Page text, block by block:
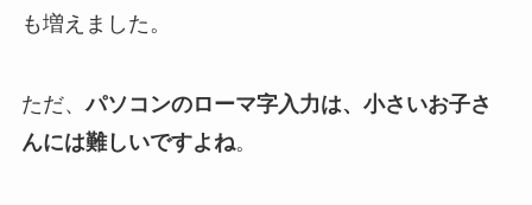
も増えました。
ただ、パソコンのローマ字入力は、小さいお子さ
んには難しいですよね。